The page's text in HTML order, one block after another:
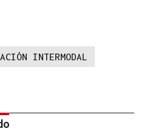
INTERMODAL